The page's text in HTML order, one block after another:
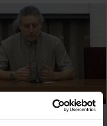
del Màster de Cultures